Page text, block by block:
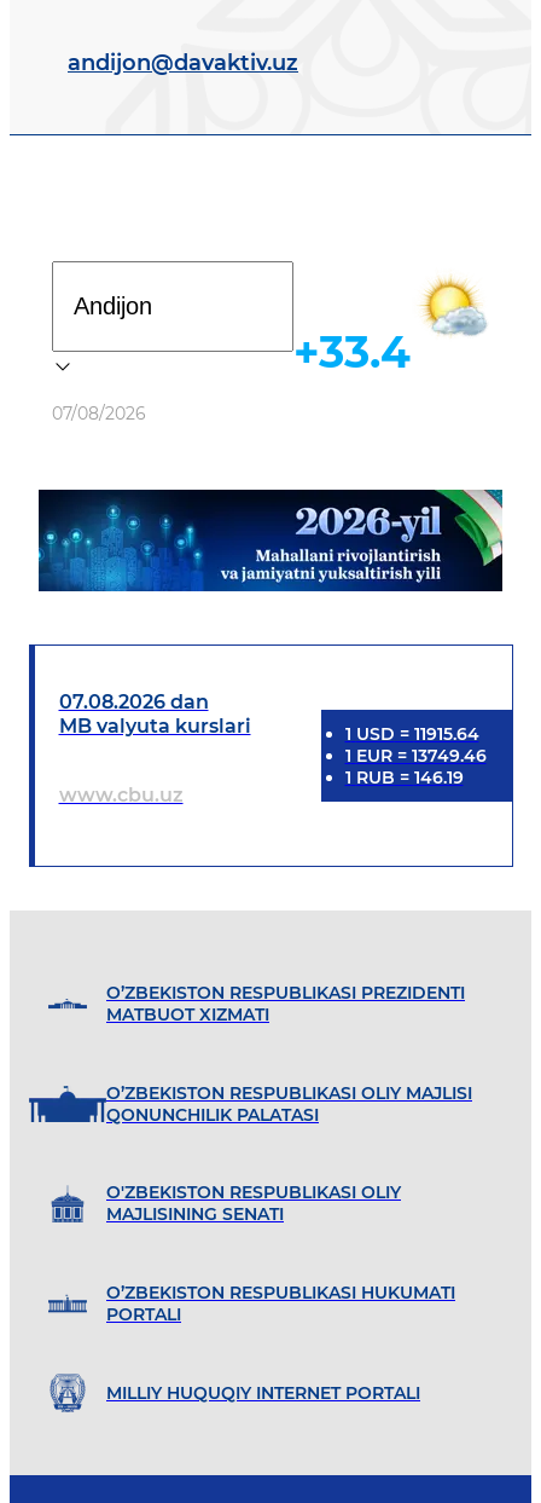
andijon@davaktiv.uz
Ob-havo
07/08/2026
+33.4
07.08.2026 dan
MB valyuta kurslari
www.cbu.uz
1 USD = 11915.64
1 EUR= 13749.46
1 RUB = 146.19
O’ZBEKISTON RESPUBLIKASI PREZIDENTI
MATBUOT XIZMATI
O’ZBEKISTON RESPUBLIKASI OLIY MAJLISI
QONUNCHILIK PALATASI
O'ZBEKISTON RESPUBLIKASI OLIY
MAJLISINING SENATI
O’ZBEKISTON RESPUBLIKASI HUKUMATI
PORTALI
MILLIY HUQUQIY INTERNET PORTALI